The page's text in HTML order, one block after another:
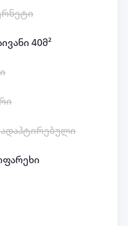
40მ²
ადაპტირებული